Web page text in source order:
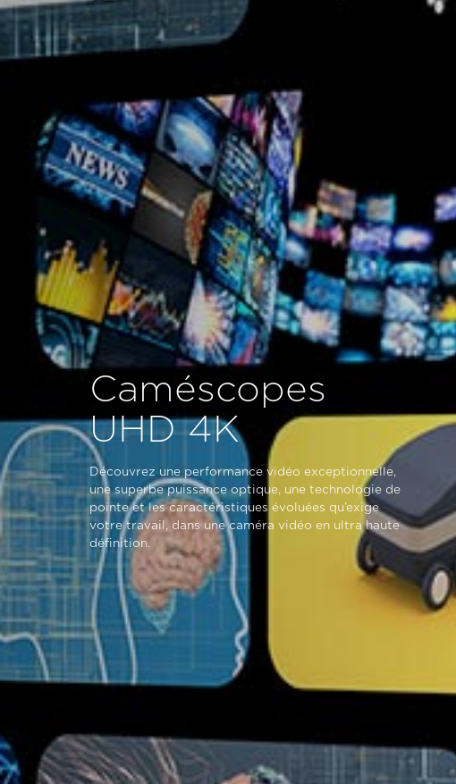
Caméscopes
UHD 4K
Découvrez une performance vidéo exceptionnelle,
une superbe puissance optique, une technologie de
pointe et les caractéristiques évoluées qu’exige
votre travail, dans une caméra vidéo en ultra haute
définition.